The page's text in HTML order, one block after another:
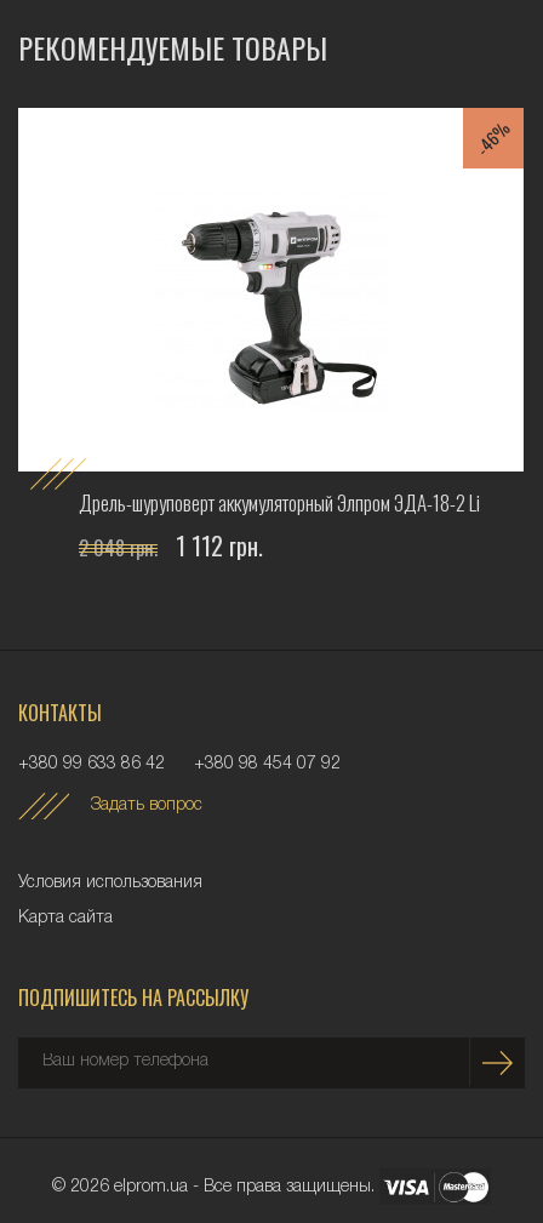
РЕКОМЕНДУЕМЫЕ ТОВАРЫ
-46%
Дрель-шуруповерт аккумуляторный Элпром ЭДА-18-2 Li
2 048 грн. 1 112 грн.
КОНТАКТЫ
+380 99 633 86 42 +380 98 454 07 92
Задать вопрос
Условия использования
Карта сайта
ПОДПИШИТЕСЬ НА РАССЫЛКУ
© 2026 elprom.ua - Все права защищены.